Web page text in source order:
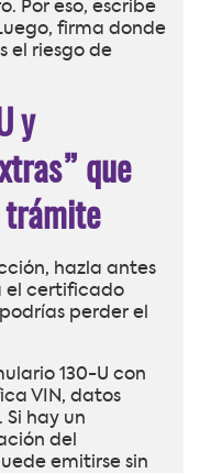
Por eso, escribe
firma donde
el riesgo de
y
que
trámite
hazla antes
el certificado
perder el
130-U con
VIN, datos
Si hay un
del
emitirse sin